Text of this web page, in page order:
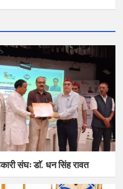
संघः डाॅ. धन सिंह रावत